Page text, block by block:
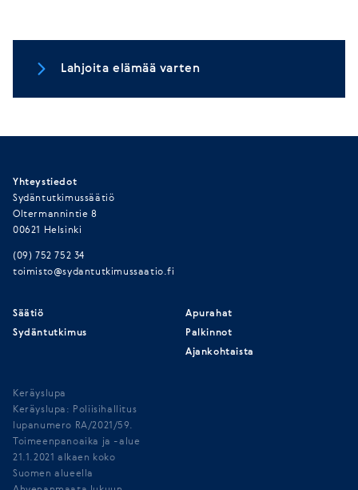
Lahjoita elämää varten
Yhteystiedot
Sydäntutkimussäätiö
Oltermannintie 8
00621 Helsinki
(09) 752 752 34
toimisto@sydantutkimussaatio.fi
Säätiö
Sydäntutkimus
Apurahat
Palkinnot
Ajankohtaista
Keräyslupa
Keräyslupa: Poliisihallitus
lupanumero RA/2021/59.
Toimeenpanoaika ja -alue
21.1.2021 alkaen koko
Suomen alueella